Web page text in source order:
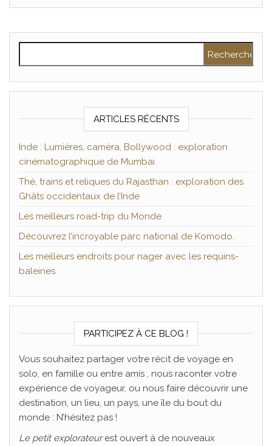
ARTICLES RÉCENTS
Inde : Lumières, caméra, Bollywood : exploration
cinématographique de Mumbai
Thé, trains et reliques du Rajasthan : exploration des
Ghâts occidentaux de l’Inde
Les meilleurs road-trip du Monde
Découvrez l’incroyable parc national de Komodo.
Les meilleurs endroits pour nager avec les requins-
baleines
PARTICIPEZ À CE BLOG !
Vous souhaitez partager votre récit de voyage en
solo, en famille ou entre amis , nous raconter votre
expérience de voyageur, ou nous faire découvrir une
destination, un lieu, un pays, une île du bout du
monde : N’hésitez pas !
Le petit explorateurest ouvert à de nouveaux